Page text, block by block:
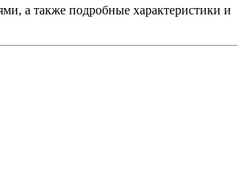
а также подробные характеристики и